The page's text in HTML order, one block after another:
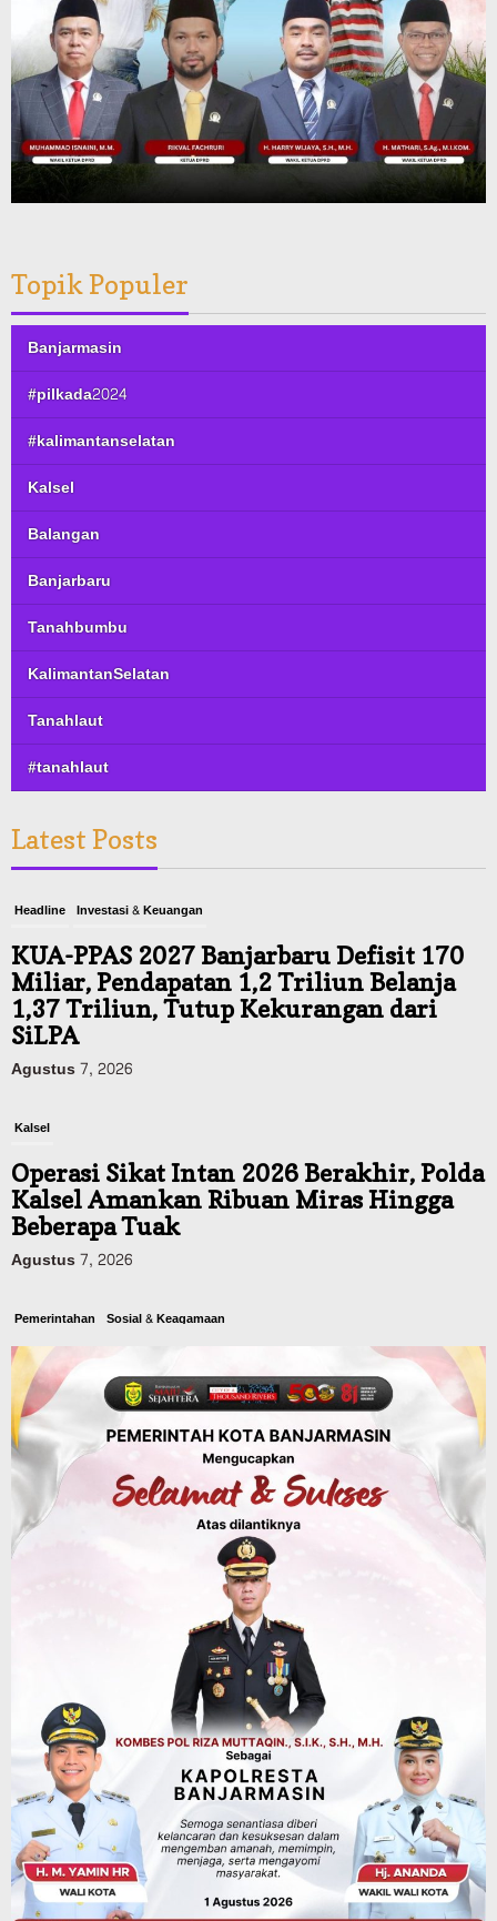
Topik Populer
Banjarmasin
#pilkada2024
#kalimantanselatan
Kalsel
Balangan
Banjarbaru
Tanahbumbu
KalimantanSelatan
Tanahlaut
#tanahlaut
Latest Posts
Headline Investasi & Keuangan
KUA-PPAS 2027 Banjarbaru Defisit 170
Miliar, Pendapatan 1,2 Triliun Belanja
1,37 Triliun, Tutup Kekurangan dari
SiLPA
Agustus 7, 2026
Kalsel
Operasi Sikat Intan 2026 Berakhir, Polda
Kalsel Amankan Ribuan Miras Hingga
Beberapa Tuak
Agustus 7, 2026
Pemerintahan Sosial & Keagamaan
Banjarmasin Pilot Project Perlinsos
Digital, Target 30 Persen IKD Masih
Jauh, Komisi II DPR Turun Tangan
Agustus 7, 2026
Dinas PUPR Kalsel Headline Pembangunan
Jalan Veteran Km 5,5 Sungai Lulut
Dibuka Pasca Retak dan Amblas,
Angkutan Bertonase 6 Ton Lebih Tak
Diperbolehkan Melintas
Pemerintahan
Juara Umum Tingkat Provinsi, 02SN
2026 di Jakarta Seluruhnya Diwakili
Atlet Banjarbaru
Agustus 7, 2026